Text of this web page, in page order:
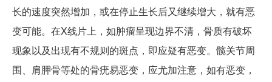
长的速度突然增加，或在停止生长后又继续增大，就有恶
变可能。在X线片上，如肿瘤呈现边界不清，骨质有破坏
现象以及出现有不规则的斑点，即应疑有恶变。髋关节周
围、肩胛骨等处的骨疣易恶变，应尤加注意，如有恶变，